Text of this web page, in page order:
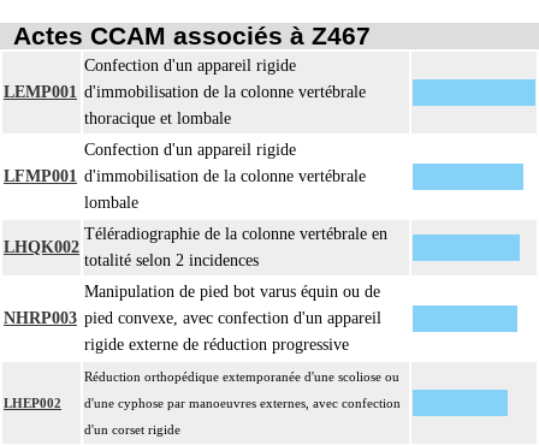
Actes CCAM associés à Z467
LEMP001
Confection d'un appareil rigide
d'immobilisation de la colonne vertébrale
thoracique et lombale
LFMP001
Confection d'un appareil rigide
d'immobilisation de la colonne vertébrale
lombale
LHQK002
Téléradiographie de la colonne vertébrale en
totalité selon 2 incidences
NHRP003
Manipulation de pied bot varus équin ou de
pied convexe, avec confection d'un appareil
rigide externe de réduction progressive
LHEP002
Réduction orthopédique extemporanée d'une scoliose ou
d'une cyphose par manoeuvres externes, avec confection
d'un corset rigide